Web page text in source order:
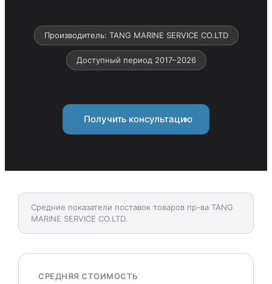
Производитель: TANG MARINE SERVICE CO.LTD
Доступный период 2017–2026
Получить консультацию
Средние показатели поставок товаров пр-ва TANG
MARINE SERVICE CO.LTD.
СРЕДНЯЯ СТОИМОСТЬ